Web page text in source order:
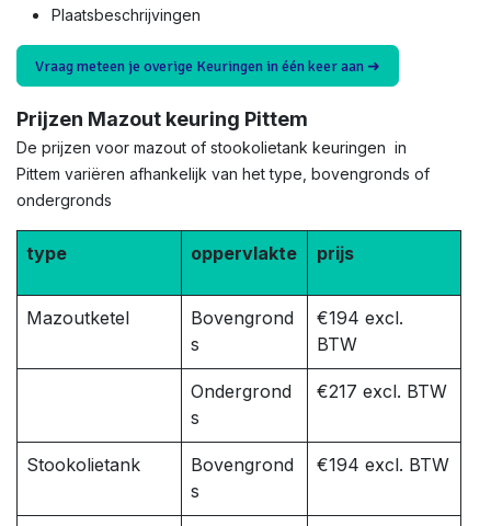
Plaatsbeschrijvingen
Vraag meteen je overige Keuringen in één keer aan ➜
Prijzen Mazout keuring Pittem
De prijzen voor mazout of stookolietank keuringen in
Pittem variëren afhankelijk van het type, bovengronds of
ondergronds
type oppervlakte prijs
Mazoutketel
Bovengrond
s
€194 excl.
BTW
Ondergrond
s
€217 excl. BTW
Stookolietank
Bovengrond
s
€194 excl. BTW